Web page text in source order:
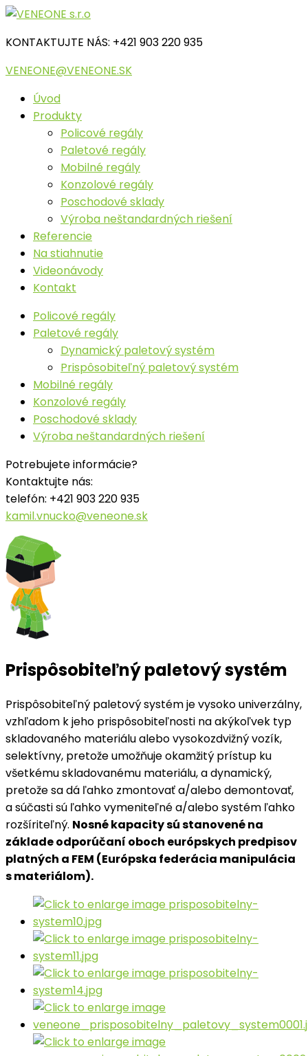
KONTAKTUJTE NÁS: +421 903 220 935
VENEONE@VENEONE.SK
Úvod
Produkty
Policové regály
Paletové regály
Mobilné regály
Konzolové regály
Poschodové sklady
Výroba neštandardných riešení
Referencie
Na stiahnutie
Videonávody
Kontakt
Policové regály
Paletové regály
Dynamický paletový systém
Prispôsobiteľný paletový systém
Mobilné regály
Konzolové regály
Poschodové sklady
Výroba neštandardných riešení
Potrebujete informácie?
Kontaktujte nás:
telefón: +421 903 220 935
kamil.vnucko@veneone.sk
Prispôsobiteľný paletový systém
Prispôsobiteľný paletový systém je vysoko univerzálny,
vzhľadom k jeho prispôsobiteľnosti na akýkoľvek typ
skladovaného materiálu alebo vysokozdvižný vozík,
selektívny, pretože umožňuje okamžitý prístup ku
všetkému skladovanému materiálu, a dynamický,
pretože sa dá ľahko zmontovať a/alebo demontovať,
a súčasti sú ľahko vymeniteľné a/alebo systém ľahko
rozšíriteľný. Nosné kapacity sú stanovené na
základe odporúčaní oboch európskych predpisov
platných a FEM (Európska federácia manipulácia
s materiálom).